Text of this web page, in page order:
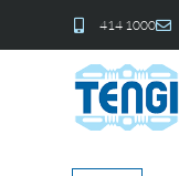
414 1000